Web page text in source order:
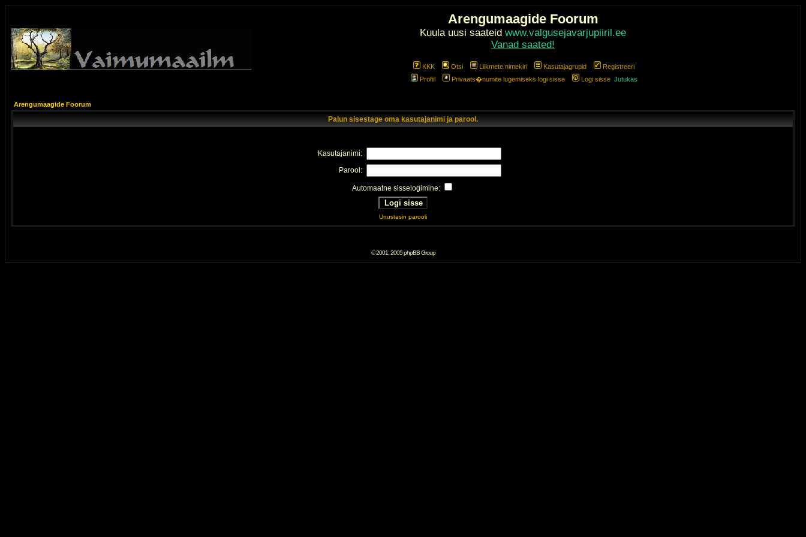
Arengumaagide Foorum
Kuula uusi saateid www.valgusejavarjupiiril.ee
Vanad saated!
KKK Otsi Liikmete nimekiri Kasutajagrupid
Registreeri
Profiil
Privaats�numite lugemiseks logi sisse Logi sisse Jutukas
Arengumaagide Foorum
Palun sisestage oma kasutajanimi ja parool.
Kasutajanimi:
Parool:
Automaatne sisselogimine:
Unustasin parooli
© 2001, 2005 phpBB Group